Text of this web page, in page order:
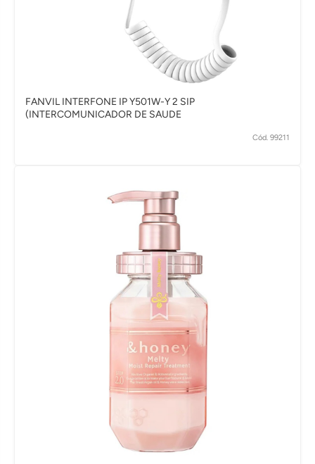
FANVIL INTERFONE IP Y501W-Y 2 SIP
(INTERCOMUNICADOR DE SAUDE
Cód. 99211